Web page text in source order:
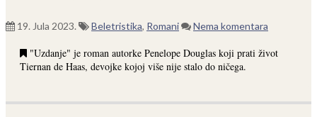
19. Jula 2023. Beletristika, Romani Nema komentara
"Uzdanje" je roman autorke Penelope Douglas koji prati život
Tiernan de Haas, devojke kojoj više nije stalo do ničega.